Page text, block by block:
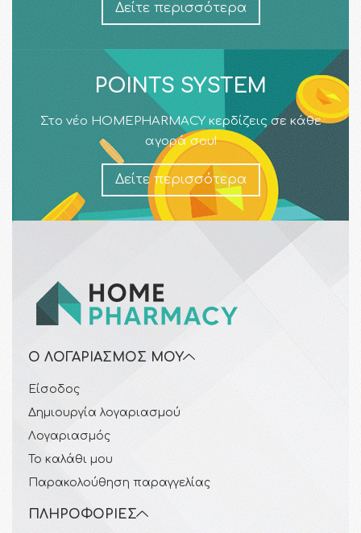
Δείτε περισσότερα
POINTS SYSTEM
Στο νέο HOMEPHARMACY κερδίζεις σε κάθε
αγορά σου!
Δείτε περισσότερα
Ο ΛΟΓΑΡΙΑΣΜΌΣ ΜΟΥ
Είσοδος
Δημιουργία λογαριασμού
Λογαριασμός
Το καλάθι μου
Παρακολούθηση παραγγελίας
ΠΛΗΡΟΦΟΡΊΕΣ